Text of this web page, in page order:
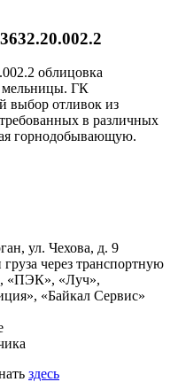
облицовка
мельницы. ГК
выбор отливок из
в различных
горнодобывающую.
ул. Чехова, д. 9
через транспортную
«ПЭК», «Луч»,
«Байкал Сервис»
здесь